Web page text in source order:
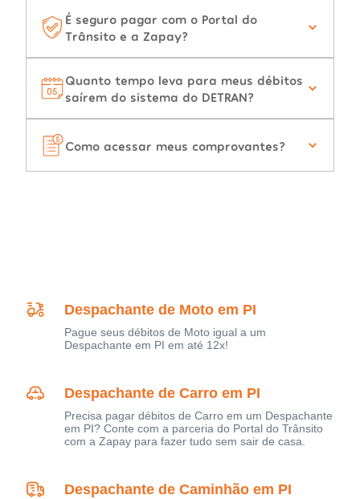
É seguro pagar com o Portal do
Trânsito e a Zapay?
Quanto tempo leva para meus débitos
saírem do sistema do DETRAN?
Como acessar meus comprovantes?
Despachante de Moto em PI
Pague seus débitos de Moto igual a um
Despachante em PI em até 12x!
Despachante de Carro em PI
Precisa pagar débitos de Carro em um Despachante
em PI? Conte com a parceria do Portal do Trânsito
com a Zapay para fazer tudo sem sair de casa.
Despachante de Caminhão em PI